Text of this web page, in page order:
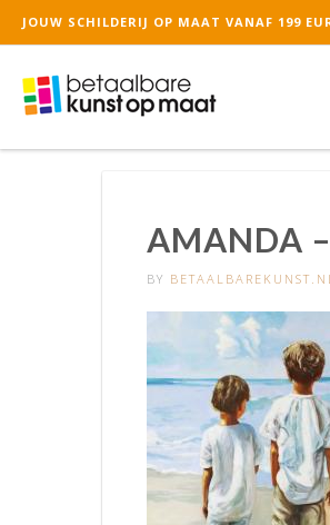
JOUW SCHILDERIJ OP MAAT VANAF 199
AMANDA
BY